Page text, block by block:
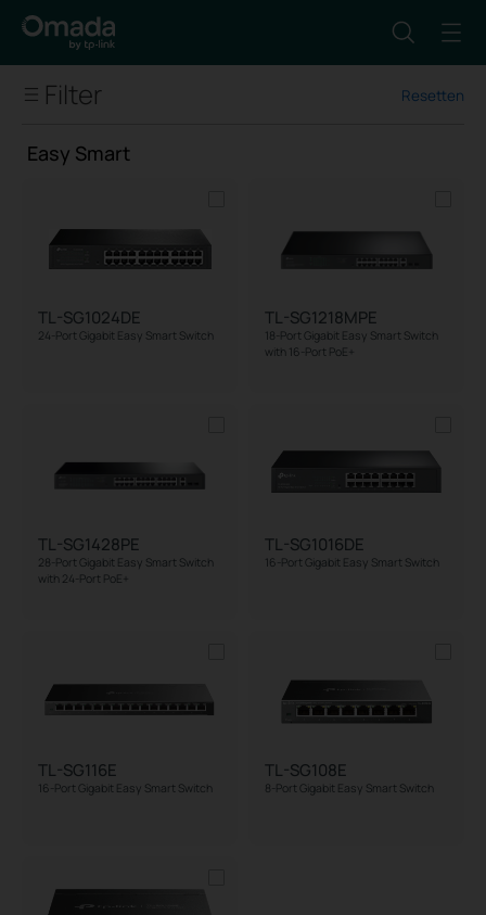
Resetten
Filter
SOHO Networking
Load Balance Gateways
Managed Platform
Easy Smart
TL-SG1024DE
24-Port Gigabit Easy Smart Switch
TL-SG1218MPE
18-Port Gigabit Easy Smart Switch
with 16-Port PoE+
TL-SG1428PE
28-Port Gigabit Easy Smart Switch
with 24-Port PoE+
TL-SG1016DE
16-Port Gigabit Easy Smart Switch
TL-SG116E
16-Port Gigabit Easy Smart Switch
TL-SG108E
8-Port Gigabit Easy Smart Switch